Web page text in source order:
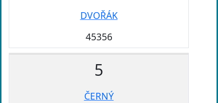
DVOŘÁK
45356
5
ČERNÝ